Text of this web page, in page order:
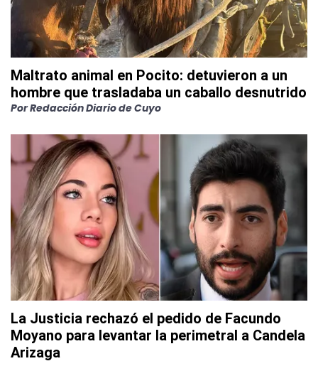
Maltrato animal en Pocito: detuvieron a un
hombre que trasladaba un caballo desnutrido
PorRedacción Diario de Cuyo
La Justicia rechazó el pedido de Facundo
Moyano para levantar la perimetral a Candela
Arizaga